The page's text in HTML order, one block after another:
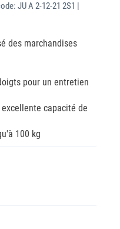
JU A 2-12-21 2S1 |
des marchandises
pour un entretien
capacité de
100 kg